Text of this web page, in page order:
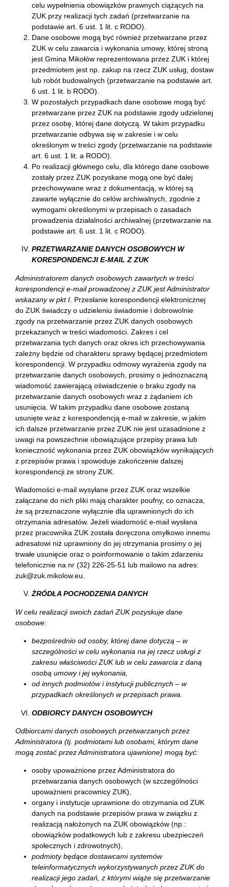
celu wypełnienia obowiązków prawnych ciążących na
ZUK przy realizacji tych zadań (przetwarzanie na
podstawie art. 6 ust. 1 lit. c RODO).
Dane osobowe mogą być również przetwarzane przez
ZUK w celu zawarcia i wykonania umowy, której stroną
jest Gmina Mikołów reprezentowana przez ZUK i której
przedmiotem jest np. zakup na rzecz ZUK usług, dostaw
lub robót budowalnych (przetwarzanie na podstawie art.
6 ust. 1 lit. b RODO).
W pozostałych przypadkach dane osobowe mogą być
przetwarzane przez ZUK na podstawie zgody udzielonej
przez osobę, której dane dotyczą. W takim przypadku
przetwarzanie odbywa się w zakresie i w celu
określonym w treści zgody (przetwarzanie na podstawie
art. 6 ust. 1 lit. a RODO).
Po realizacji głównego celu, dla którego dane osobowe
zostały przez ZUK pozyskane mogą one być dalej
przechowywane wraz z dokumentacją, w której są
zawarte wyłącznie do celów archiwalnych, zgodnie z
wymogami określonymi w przepisach o zasadach
prowadzenia działalności archiwalnej (przetwarzanie na
podstawie art. 6 ust. 1 lit. c RODO).
PRZETWARZANIE DANYCH OSOBOWYCH W
KORESPONDENCJI E-MAIL Z ZUK
Administratorem danych osobowych zawartych w treści
korespondencji e-mail prowadzonej z ZUK jest Administrator
wskazany w pkt I. Przesłanie korespondencji elektronicznej
do ZUK świadczy o udzieleniu świadomie i dobrowolnie
zgody na przetwarzanie przez ZUK danych osobowych
przekazanych w treści wiadomości. Zakres i cel
przetwarzania tych danych oraz okres ich przechowywania
zależny będzie od charakteru sprawy będącej przedmiotem
korespondencji. W przypadku odmowy wyrażenia zgody na
przetwarzanie danych osobowych, prosimy o jednoznaczną
wiadomość zawierającą oświadczenie o braku zgody na
przetwarzanie danych osobowych wraz z żądaniem ich
usunięcia. W takim przypadku dane osobowe zostaną
usunięte wraz z korespondencją e-mail w zakresie, w jakim
ich dalsze przetwarzanie przez ZUK nie jest uzasadnione z
uwagi na powszechnie obowiązujące przepisy prawa lub
konieczność wykonania przez ZUK obowiązków wynikających
z przepisów prawa i spowoduje zakończenie dalszej
korespondencji ze strony ZUK.
Wiadomości e-mail wysyłane przez ZUK oraz wszelkie
załączane do nich pliki mają charakter poufny, co oznacza,
że są przeznaczone wyłącznie dla uprawnionych do ich
otrzymania adresatów. Jeżeli wiadomość e-mail wysłana
przez pracownika ZUK została doręczona omyłkowo innemu
adresatowi niż uprawniony do jej otrzymania prosimy o jej
trwałe usunięcie oraz o poinformowanie o takim zdarzeniu
telefonicznie na nr (32) 226-25-51 lub mailowo na adres:
zuk@zuk.mikolow.eu.
ŻRÓDŁA POCHODZENIA DANYCH
W celu realizacji swoich zadań ZUK pozyskuje dane
osobowe:
bezpośrednio od osoby, której dane dotyczą – w
szczególności w celu wykonania na jej rzecz usługi z
zakresu właściwości ZUK lub w celu zawarcia z daną
osobą umowy i jej wykonania,
od innych podmiotów i instytucji publicznych – w
przypadkach określonych w przepisach prawa.
ODBIORCY DANYCH OSOBOWYCH
Odbiorcami danych osobowych przetwarzanych przez
Administratora (tj. podmiotami lub osobami, którym dane
mogą zostać przez Administratora ujawnione) mogą być:
osoby upoważnione przez Administratora do
przetwarzania danych osobowych (w szczególności
upoważnieni pracownicy ZUK),
organy i instytucje uprawnione do otrzymania od ZUK
danych na podstawie przepisów prawa w związku z
realizacją nałożonych na ZUK obowiązków (np.:
obowiązków podatkowych lub z zakresu ubezpieczeń
społecznych i zdrowotnych),
podmioty będące dostawcami systemów
teleinformatycznych wykorzystywanych przez ZUK do
realizacji jego zadań, z którymi wiąże się przetwarzanie